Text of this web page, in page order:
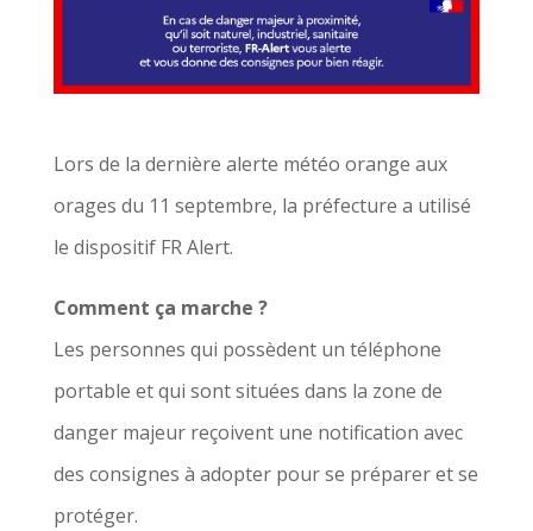
Lors de la dernière alerte météo orange aux
orages du 11 septembre, la préfecture a utilisé
le dispositif FR Alert.
Comment ça marche ?
Les personnes qui possèdent un téléphone
portable et qui sont situées dans la zone de
danger majeur reçoivent une notification avec
des consignes à adopter pour se préparer et se
protéger.